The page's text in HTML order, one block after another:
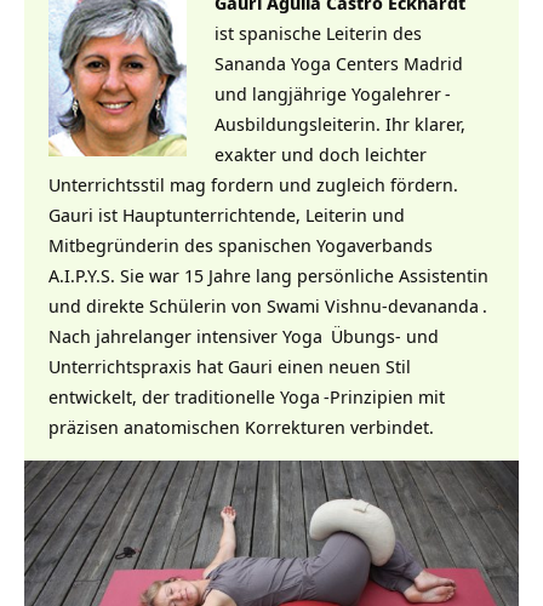
ist spanische Leiterin des
Sananda Yoga Centers Madrid
und langjährige Yogalehrer-
Ausbildungsleiterin. Ihr klarer,
exakter und doch leichter
Unterrichtsstil mag fordern und zugleich fördern.
Gauri ist Hauptunterrichtende, Leiterin und
Mitbegründerin des spanischen Yogaverbands
A.I.P.Y.S. Sie war 15 Jahre lang persönliche Assistentin
und direkte Schülerin von Swami Vishnu-devananda .
Nach jahrelanger intensiver Yoga Übungs- und
Unterrichtspraxis hat Gauri einen neuen Stil
entwickelt, der traditionelle Yoga -Prinzipien mit
präzisen anatomischen Korrekturen verbindet.